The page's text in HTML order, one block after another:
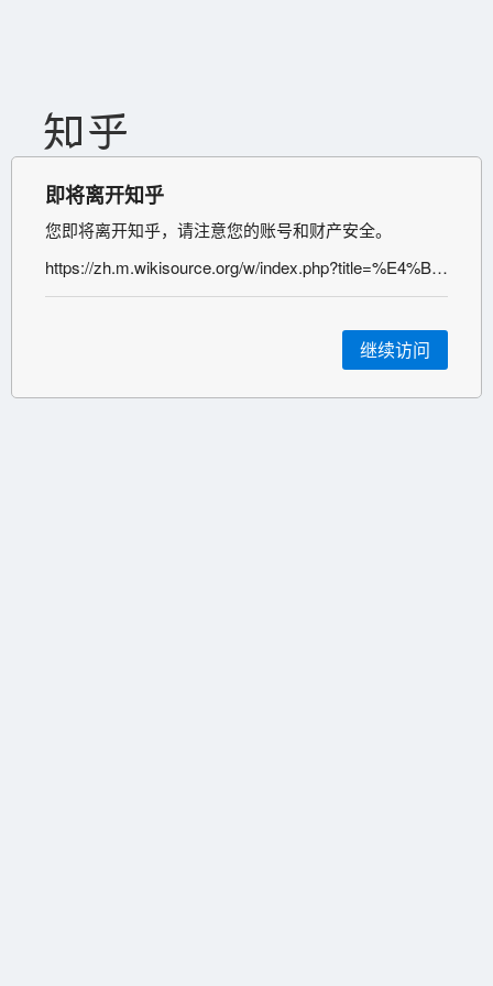
即将离开知乎
您即将离开知乎，请注意您的账号和财产安全。
https://zh.m.wikisource.org/w/index.php?title=%E4%BF%AE%E6%96%87%E5%BE%A1%E8%A6%BD&action=edit&redlink=1
继续访问